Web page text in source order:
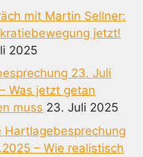
mit Martin Sellner:
jetzt!
2025
23. Juli
Was jetzt getan
muss 23. Juli 2025
Hartlagebesprechung
– Wie realistisch